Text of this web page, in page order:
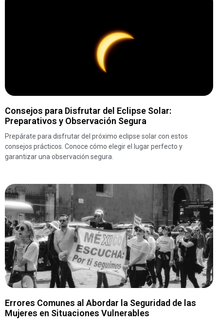
Consejos para Disfrutar del Eclipse Solar:
Preparativos y Observación Segura
Prepárate para disfrutar del próximo eclipse solar con estos
consejos prácticos. Conoce cómo elegir el lugar perfecto y
garantizar una observación segura.
Errores Comunes al Abordar la Seguridad de las
Mujeres en Situaciones Vulnerables